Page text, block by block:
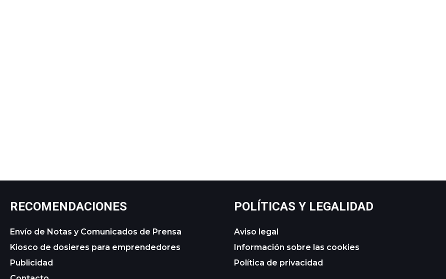
RECOMENDACIONES
Envío de Notas y Comunicados de Prensa
Kiosco de dosieres para emprendedores
Publicidad
POLÍTICAS Y LEGALIDAD
Aviso legal
Información sobre las cookies
Política de privacidad